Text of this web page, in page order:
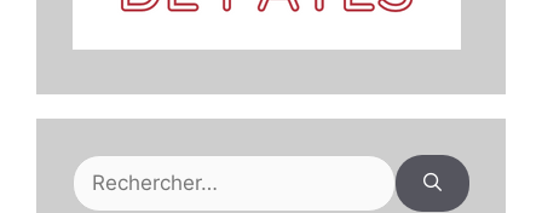
Rechercher :